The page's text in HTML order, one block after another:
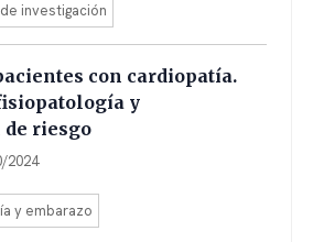
investigación
con cardiopatía.
y
riesgo
2024
y embarazo